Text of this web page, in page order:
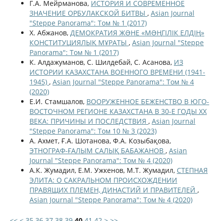
Г.А. Мейрманова, ИСТОРИЯ И СОВРЕМЕННОЕ
ЗНАЧЕНИЕ ОРБУЛАКСКОЙ БИТВЫ , Asian Journal
"Steppe Panorama": Том № 1 (2017)
Х. Абжанов, ДЕМОКРАТИЯ ЖƏНЕ «МƏҢГІЛІК ЕЛДІҢ»
КОНСТИТУЦИЯЛЫҚ МҰРАТЫ , Asian Journal "Steppe
Panorama": Том № 1 (2017)
К. Алдажуманов, С. Шилдебай, С. Асанова, ИЗ
ИСТОРИИ КАЗАХСТАНА ВОЕННОГО ВРЕМЕНИ (1941-
1945) , Asian Journal "Steppe Panorama": Том № 4
(2020)
Е.И. Стамшалов, ВООРУЖЕННОЕ БЕЖЕНСТВО В ЮГО-
ВОСТОЧНОМ РЕГИОНЕ КАЗАХСТАНА В 30-Е ГОДЫ XX
ВЕКА: ПРИЧИНЫ И ПОСЛЕДСТВИЯ , Asian Journal
"Steppe Panorama": Том 10 № 3 (2023)
А. Ахмет, Ғ.А. Шотанова, Ф.А. Козыбақова,
ЭТНОГРАФ-ҒАЛЫМ САЛЫҚ БАБАЖАНОВ , Asian
Journal "Steppe Panorama": Том № 4 (2020)
А.К. Жумадил, Е.М. Ужкенов, М.Т. Жумадил, СТЕПНАЯ
ЭЛИТА: О САКРАЛЬНОМ ПРОИСХОЖДЕНИИ
ПРАВЯЩИХ ПЛЕМЕН, ДИНАСТИЙ И ПРАВИТЕЛЕЙ ,
Asian Journal "Steppe Panorama": Том № 4 (2020)